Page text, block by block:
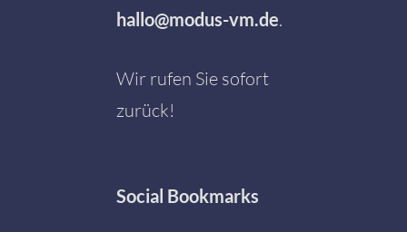
hallo@modus-vm.de.
Wir rufen Sie sofort
zurück!
Social Bookmarks